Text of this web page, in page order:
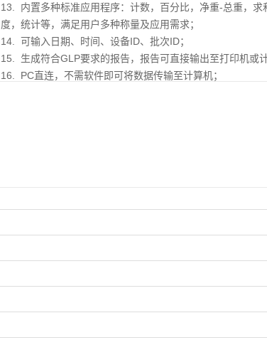
13. 内置多种标准应用程序：计数，百分比，净重-总重，
度，统计等，满足用户多种称量及应用需求；
14. 可输入日期、时间、设备ID、批次ID；
15. 生成符合GLP要求的报告，报告可直接输出至打印机或计
16. PC直连，不需软件即可将数据传输至计算机；